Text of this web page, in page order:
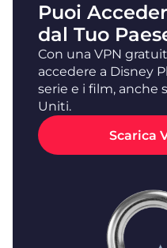
Puoi
dal Tuo
Con una VPN
accedere a Disney
serie e i film, anche
Uniti.
Scarica